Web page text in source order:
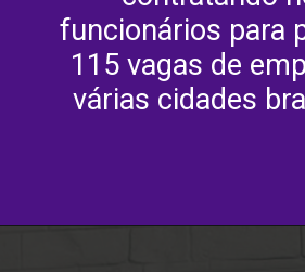
funcionários para
115 vagas de
várias cidades